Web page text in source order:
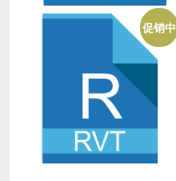
促销中